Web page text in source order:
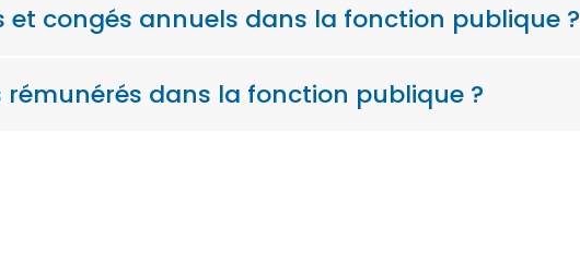
et congés annuels dans la fonction publique ?
dans la fonction publique ?